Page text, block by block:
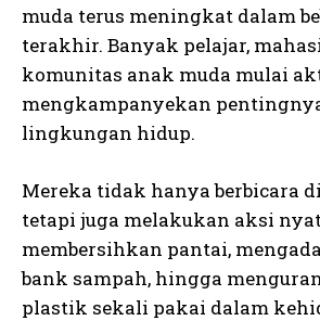
muda terus meningkat dalam
terakhir. Banyak pelajar,
komunitas anak muda mulai
mengkampanyekan
lingkungan hidup.
Mereka tidak hanya berbicara
tetapi juga melakukan aksi
membersihkan pantai,
bank sampah, hingga
plastik sekali pakai dalam